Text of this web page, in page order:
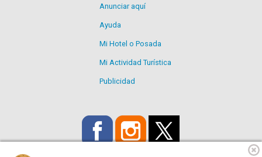
Anunciar aquí
Ayuda
Mi Hotel o Posada
Mi Actividad Turística
Publicidad